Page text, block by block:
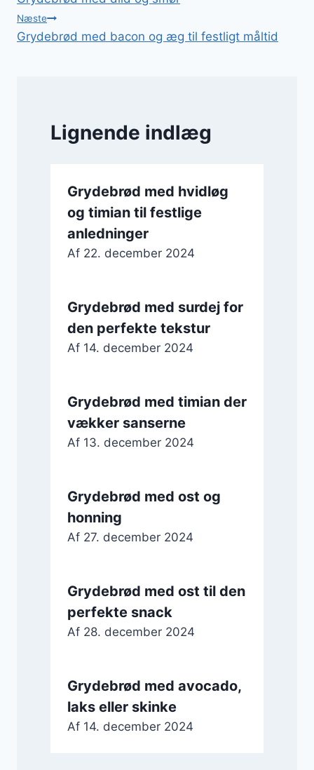
Næste
Grydebrød med bacon og æg til festligt måltid
Lignende indlæg
Grydebrød med hvidløg
og timian til festlige
anledninger
Af 22. december 2024
Grydebrød med surdej for
den perfekte tekstur
Af 14. december 2024
Grydebrød med timian der
vækker sanserne
Af 13. december 2024
Grydebrød med ost og
honning
Af 27. december 2024
Grydebrød med ost til den
perfekte snack
Af 28. december 2024
Grydebrød med avocado,
laks eller skinke
Af 14. december 2024